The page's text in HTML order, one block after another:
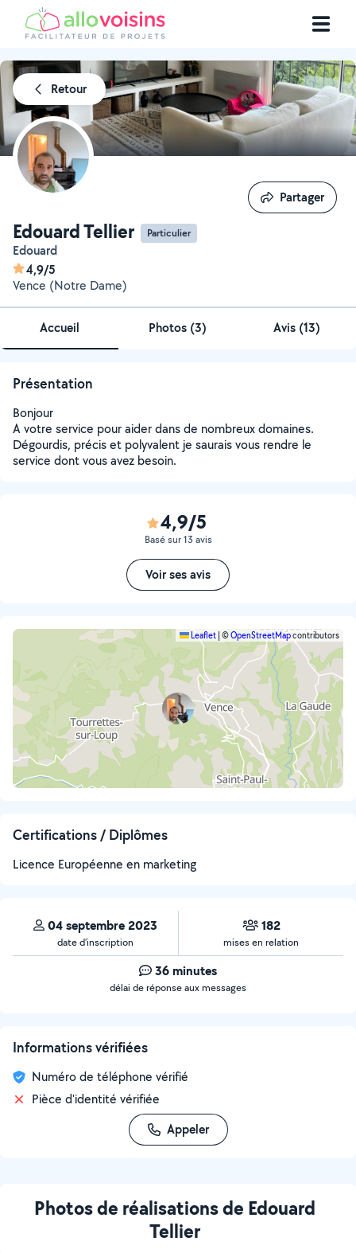
Retour
Edouard Tellier Particulier
Edouard
4,9/5
Vence (Notre Dame)
Partager
Partager
Accueil Photos (3) Avis (13)
Présentation
Bonjour
A votre service pour aider dans de nombreux domaines.
Dégourdis, précis et polyvalent je saurais vous rendre le
service dont vous avez besoin.
4,9/5
Basé sur 13 avis
Voir ses avis
Leaflet ©OpenStreetMapcontributors
Certifications / Diplômes
Licence Européenne en marketing
04 septembre 2023
date d’inscription
182
mises en relation
36 minutes
délai de réponse aux messages
Informations vérifiées
Numéro de téléphone vérifié
Pièce d'identité vérifiée
Appeler
Photos de réalisations de Edouard
Tellier